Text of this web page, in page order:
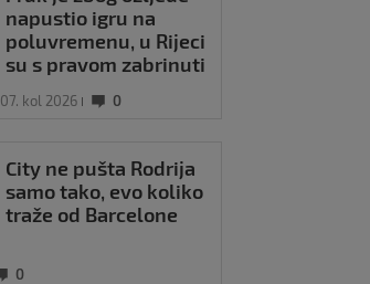
napustio igru na
poluvremenu, u Rijeci
su s pravom zabrinuti
07. kol 2026 0
City ne pušta Rodrija
samo tako, evo koliko
traže od Barcelone
0